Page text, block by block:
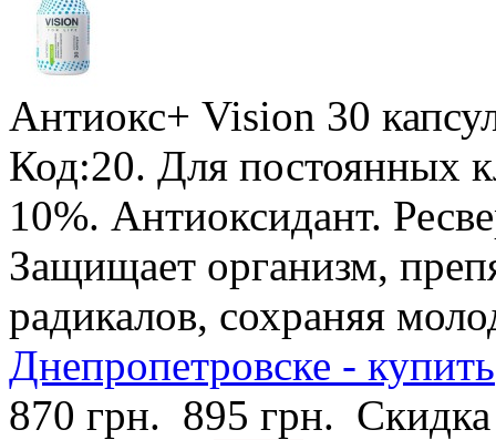
Антиокс+ Vision 30
Код:20. Для постоянных
10%. Антиоксидант.
Защищает организм,
радикалов, сохраняя
Днепропетровске - купить
870 грн. 895 грн.